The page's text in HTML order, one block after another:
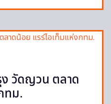
ง วัดญวน ตลาด
ทม.